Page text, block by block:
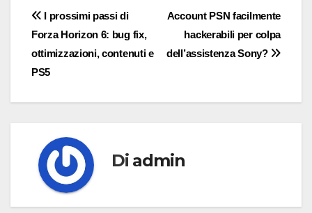
Navigazione
articoli
Account PSN facilmente
hackerabili per colpa
dell’assistenza Sony?
I prossimi passi di
Forza Horizon 6: bug fix,
ottimizzazioni, contenuti e
PS5
Di admin